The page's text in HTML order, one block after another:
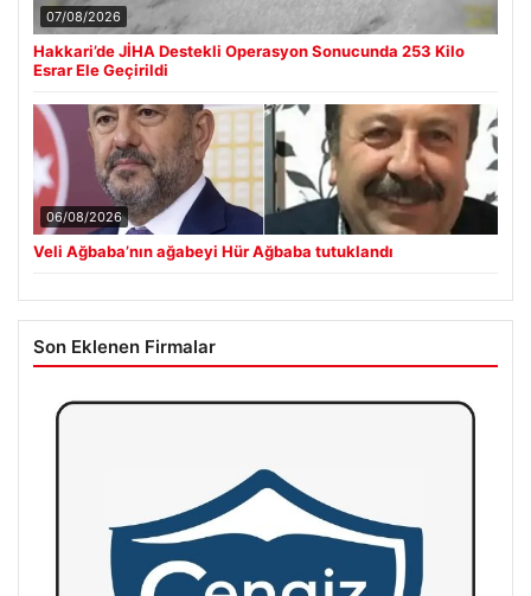
07/08/2026
Hakkari’de JİHA Destekli Operasyon Sonucunda 253 Kilo
Esrar Ele Geçirildi
06/08/2026
Veli Ağbaba’nın ağabeyi Hür Ağbaba tutuklandı
Son Eklenen Firmalar